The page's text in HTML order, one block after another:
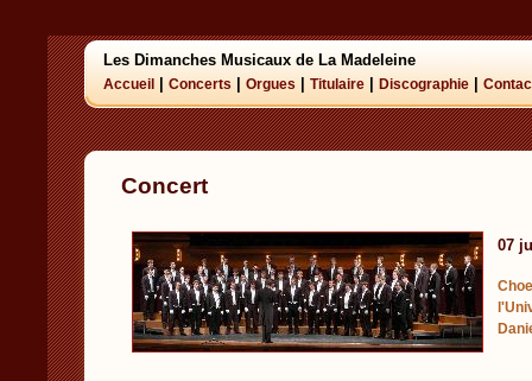
Les Dimanches Musicaux de La Madeleine
Accueil Concerts Orgues Titulaire Discographie
Concert
07